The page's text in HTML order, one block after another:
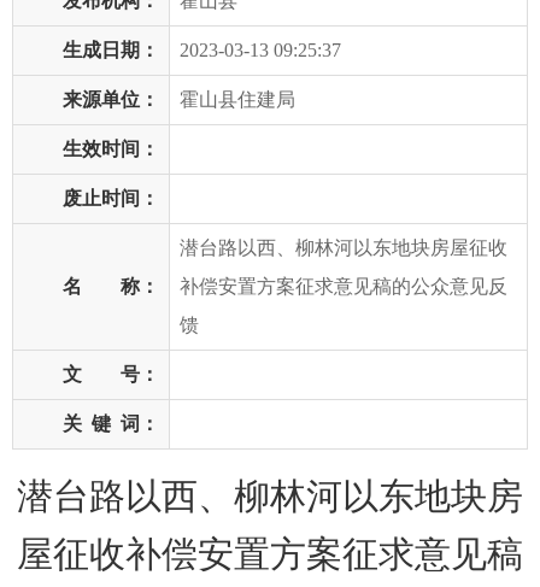
生成日期： 2023-03-13 09:25:37
来源单位： 霍山县住建局
生效时间：
废止时间：
名 称：
潜台路以西、柳林河以东地块房屋征收
补偿安置方案征求意见稿的公众意见反
馈
文 号：
关 键 词：
潜台路以西、柳林河以东地块房
屋征收补偿安置方案征求意见稿